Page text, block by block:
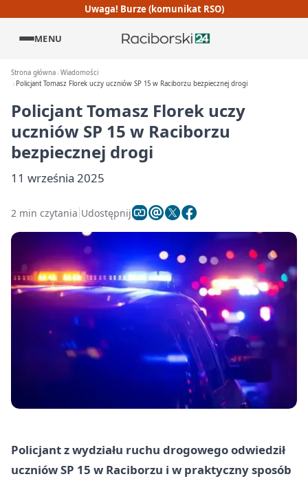
Uwaga! Burze (komunikat RSO)
MENU
Strona główna Wiadomości
Policjant Tomasz Florek uczy uczniów SP 15 w Raciborzu bezpiecznej drogi
Policjant Tomasz Florek uczy
uczniów SP 15 w Raciborzu
bezpiecznej drogi
11 września 2025
2 min czytania Udostępnij
Policjant z wydziału ruchu drogowego odwiedził
uczniów SP 15 w Raciborzu i w praktyczny sposób